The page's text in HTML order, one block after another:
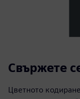
Свържете
Цветното